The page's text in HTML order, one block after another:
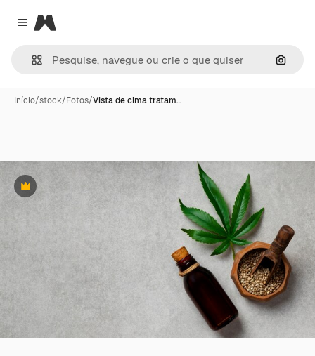
Close menu
Magnific
Início/stock/Fotos/Vista de cima tratam…
Premium